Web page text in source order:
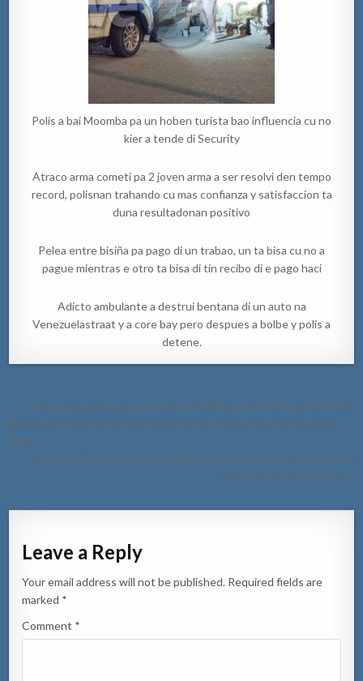
Polis a bai Moomba pa un hoben turista bao influencia cu no
kier a tende di Security
Atraco arma cometi pa 2 joven arma a ser resolvi den tempo
record, polisnan trahando cu mas confianza y satisfaccion ta
duna resultadonan positivo
Pelea entre bisiña pa pago di un trabao, un ta bisa cu no a
pague mientras e otro ta bisa di tin recibo di e pago haci
Adicto ambulante a destrui bentana di un auto na
Venezuelastraat y a core bay pero despues a bolbe y polis a
detene.
Post
navigation
← E mesun sospechosonan deteni pa kiebro y ladronicia na Surfside
Beach Bar ta esnan cu a kibra drenta horta na Chill Cafe na Linear
Park.
Varios polis a bay pa un bringamento formal memey caminda di e
casnan na Seroe Patrishi →
Leave a Reply
Your email address will not be published. Required fields are
marked *
Comment *